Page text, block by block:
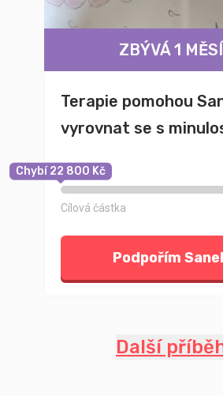
ZBÝVÁ 1
Terapie pomohou
vyrovnat se s
Chybí 22 800 Kč
Cílová částka
Podpořím
Další